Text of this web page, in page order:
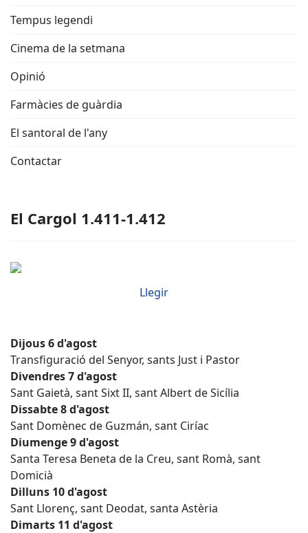
Tempus legendi
Cinema de la setmana
Opinió
Farmàcies de guàrdia
El santoral de l'any
Contactar
El Cargol 1.411-1.412
Llegir
Dijous 6 d'agost
Transfiguració del Senyor, sants Just i Pastor
Divendres 7 d'agost
Sant Gaietà, sant Sixt II, sant Albert de Sicília
Dissabte 8 d'agost
Sant Domènec de Guzmán, sant Ciríac
Diumenge 9 d'agost
Santa Teresa Beneta de la Creu, sant Romà, sant
Domicià
Dilluns 10 d'agost
Sant Llorenç, sant Deodat, santa Astèria
Dimarts 11 d'agost